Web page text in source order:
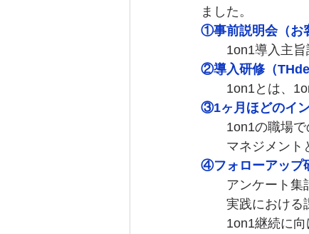
ました。
①事前説明会（お
1on1導入主旨説
②導入研修（
1on1とは、
③1ヶ月ほどのイ
1on1の職場での
マネジメントと
④フォローアップ
アンケート集計
実践における課
1on1継続に向